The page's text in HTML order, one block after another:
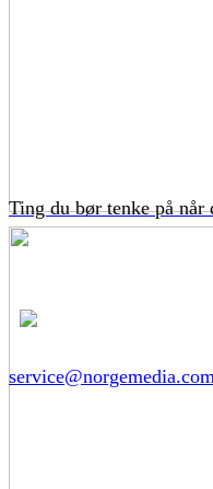
Ting du bør tenke på når
service@norgemedia.com